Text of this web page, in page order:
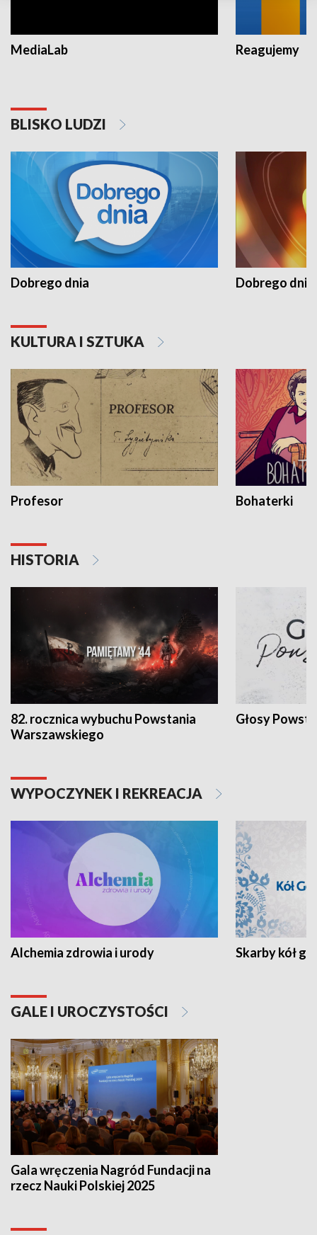
MediaLab Reagujemy
BLISKO LUDZI
Dobrego dnia Dobrego dnia
KULTURA I SZTUKA
Profesor Bohaterki
HISTORIA
82. rocznica wybuchu Powstania
Warszawskiego
Głosy
WYPOCZYNEK I REKREACJA
Alchemia zdrowia i urody Skarby kół
GALE I UROCZYSTOŚCI
Gala wręczenia Nagród Fundacji na
rzecz Nauki Polskiej 2025